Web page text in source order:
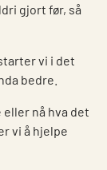
gjort før, så
vi i det
bedre.
nå hva det
vi å hjelpe